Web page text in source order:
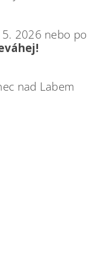
2026 nebo po
nad Labem